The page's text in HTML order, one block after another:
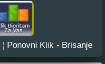
¦ Ponovni Klik - Brisanje